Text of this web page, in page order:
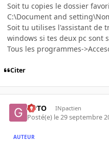
Soit tu copies le dossier
C:\Document and
Soit tu utilises l'assistant de
windows si tes deux pc sont
Tous les programmes-
Citer
GPTO INpactien
Posté(e) le 29 septembre
AUTEUR